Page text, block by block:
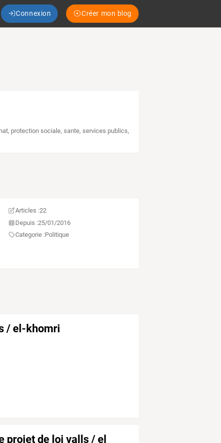
Connexion Créer mon blog
, protection sociale,sante,services publics,
Articles :22
Depuis :25/01/2016
Categorie :Politique
/ el-khomri
projet de loi valls / el